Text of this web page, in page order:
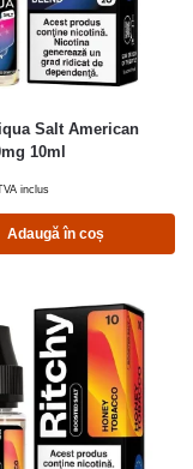
Salt American
10ml
inclus
Adaugă în coș